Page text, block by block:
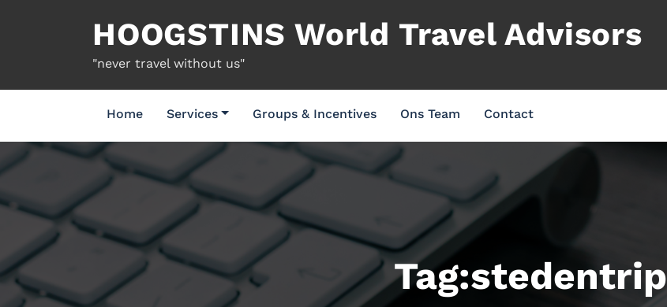
HOOGSTINS World Travel Advisors
"never travel without us"
Home Services Groups & Incentives Ons Team Contact
Tag:stedentrip